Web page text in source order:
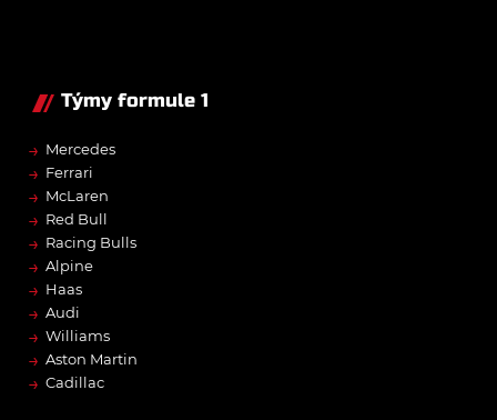
Týmy formule 1
→ Mercedes
→ Ferrari
→ McLaren
→ Red Bull
→ Racing Bulls
→ Alpine
→ Haas
→ Audi
→ Williams
→ Aston Martin
→ Cadillac